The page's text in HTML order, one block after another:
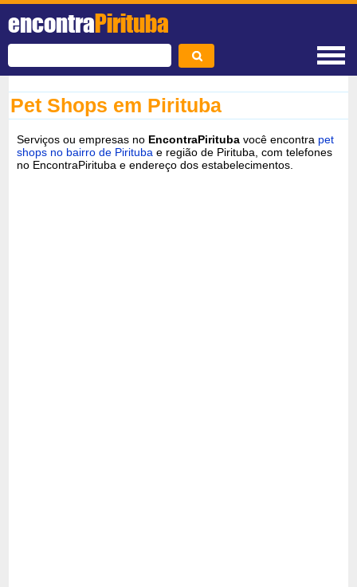
encontraPirituba
Pet Shops em Pirituba
Serviços ou empresas no EncontraPirituba você encontra pet
shops no bairro de Pirituba e região de Pirituba, com telefones
no EncontraPirituba e endereço dos estabelecimentos.